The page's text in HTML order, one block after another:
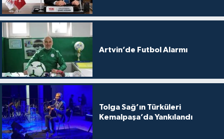
Artvin’de Futbol Alarmı
Tolga Sağ’ın Türküleri
Kemalpaşa’da Yankılandı